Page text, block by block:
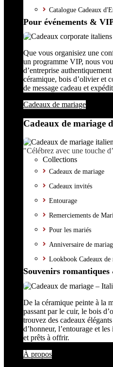
Catalogue Cadeaux
Pour événements &
Que vous organisiez une
un programme VIP, nous
d’entreprise
céramique, bois d’olivier et
de message cadeau et
Cadeaux de mariage
Cadeaux de mariage
"Célébrez avec une touche
Collections
Cadeaux de mariage
Cadeaux invités
Entourage
Remerciements de
Pour les mariés
Anniversaire de
Lookbook Cadeaux de
Souvenirs
De la céramique peinte à la
passant par le cuir, le bois
trouvez des cadeaux
d’honneur, l’entourage et
et prêts à offrir.
À propos